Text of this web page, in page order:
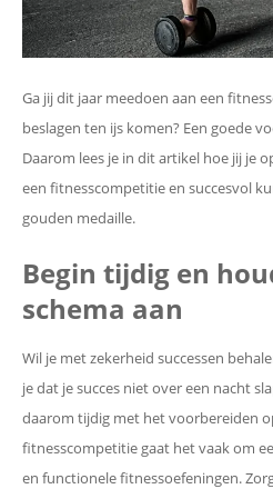
Ga jij dit jaar meedoen aan een
beslagen ten ijs komen? Een goede
Daarom lees je in dit artikel hoe jij je
een fitnesscompetitie en succesvol
gouden medaille.
Begin tijdig en
schema aan
Wil je met zekerheid successen
je dat je succes niet over een nacht
daarom tijdig met het voorbereiden
fitnesscompetitie gaat het vaak om
en functionele fitnessoefeningen.